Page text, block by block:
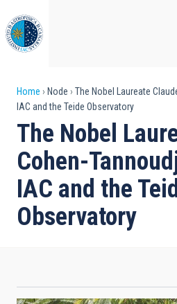
to
main
content
Breadcrumb
Home Node
The Nobel Laureate
IAC and the Teide Observatory
The Nobel
Cohen-
IAC and the
Observatory